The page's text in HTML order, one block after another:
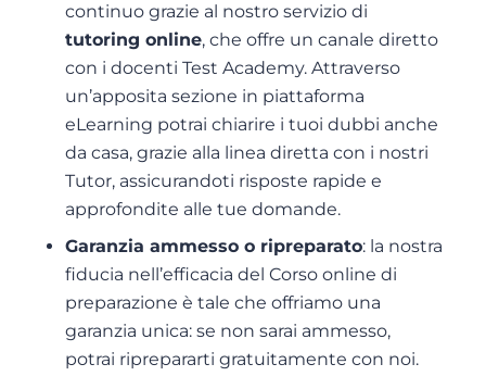
continuo grazie al nostro servizio di
tutoring online, che offre un canale diretto
con i docenti Test Academy. Attraverso
un’apposita sezione in piattaforma
eLearning potrai chiarire i tuoi dubbi anche
da casa, grazie alla linea diretta con i nostri
Tutor, assicurandoti risposte rapide e
approfondite alle tue domande.
Garanzia ammesso o ripreparato: la nostra
fiducia nell’efficacia del Corso online di
preparazione è tale che offriamo una
garanzia unica: se non sarai ammesso,
potrai riprepararti gratuitamente con noi.